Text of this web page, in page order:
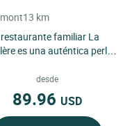
13 km
restaurante familiar La
es una auténtica perla
2000, en el...
desde
89.96 USD